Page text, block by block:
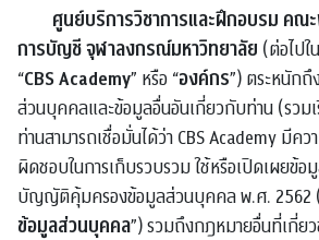
ศูนย์บริการวิชาการและฝึกอบรม คณ
การบัญชี จุฬาลงกรณ์มหาวิทยาลัย (ต่อไปใ
“CBS Academy” หรือ “องค์กร”) ตระหนัก
ส่วนบุคคลและข้อมูลอื่นอันเกี่ยวกับท่าน (รวมเ
ท่านสามารถเชื่อมั่นได้ว่า CBS Academy มีคว
ผิดชอบในการเก็บรวบรวม ใช้หรือเปิดเผยข้อ
บัญญัติคุ้มครองข้อมูลส่วนบุคคล พ.ศ. 2562
ข้อมูลส่วนบุคคล”) รวมถึงกฎหมายอื่นที่เกี่ยว